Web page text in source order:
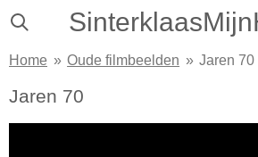
Ga
naar
hoofdinhoud
Home » Oude filmbeelden » Jaren 70
Jaren 70